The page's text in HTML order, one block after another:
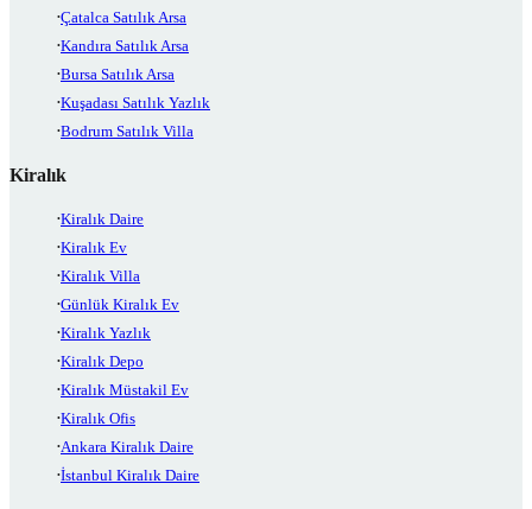
Çatalca Satılık Arsa
Kandıra Satılık Arsa
Bursa Satılık Arsa
Kuşadası Satılık Yazlık
Bodrum Satılık Villa
Kiralık
Kiralık Daire
Kiralık Ev
Kiralık Villa
Günlük Kiralık Ev
Kiralık Yazlık
Kiralık Depo
Kiralık Müstakil Ev
Kiralık Ofis
Ankara Kiralık Daire
İstanbul Kiralık Daire